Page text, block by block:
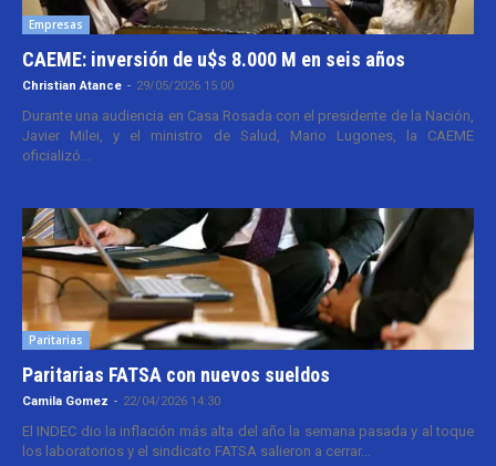
Empresas
CAEME: inversión de u$s 8.000 M en seis años
Christian Atance - 29/05/2026 15:00
Durante una audiencia en Casa Rosada con el presidente de la Nación,
Javier Milei, y el ministro de Salud, Mario Lugones, la CAEME
oficializó...
Paritarias
Paritarias FATSA con nuevos sueldos
Camila Gomez - 22/04/2026 14:30
El INDEC dio la inflación más alta del año la semana pasada y al toque
los laboratorios y el sindicato FATSA salieron a cerrar...